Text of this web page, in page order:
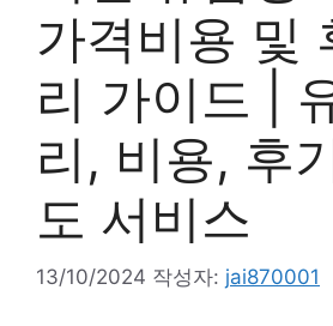
가격비용 및
리 가이드 |
리, 비용, 후
도 서비스
13/10/2024 작성자: jai870001